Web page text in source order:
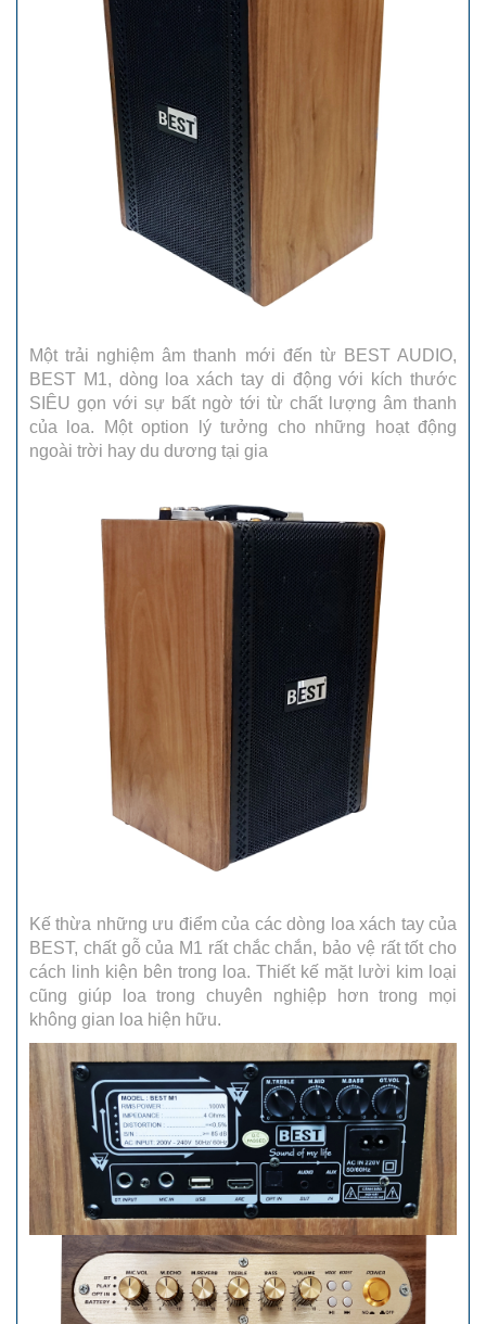
Một trải nghiệm âm thanh mới đến từ BEST AUDIO,
BEST M1, dòng loa xách tay di động với kích thước
SIÊU gọn với sự bất ngờ tới từ chất lượng âm thanh
của loa. Một option lý tưởng cho những hoạt động
ngoài trời hay du dương tại gia
Kế thừa những ưu điểm của các dòng loa xách tay của
BEST, chất gỗ của M1 rất chắc chắn, bảo vệ rất tốt cho
cách linh kiện bên trong loa. Thiết kế mặt lười kim loại
cũng giúp loa trong chuyên nghiệp hơn trong mọi
không gian loa hiện hữu.